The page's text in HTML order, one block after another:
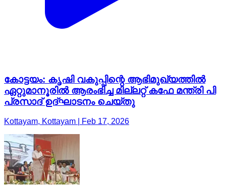
കോട്ടയം: കൃഷി വകുപ്പിന്റെ ആഭിമുഖ്യത്തില്‍
ഏറ്റുമാനൂരിൽ ആരംഭിച്ച മില്ലറ്റ് കഫേ മന്ത്രി പി
പ്രസാദ് ഉദ്ഘാടനം ചെയ്തു
Kottayam, Kottayam | Feb 17, 2026